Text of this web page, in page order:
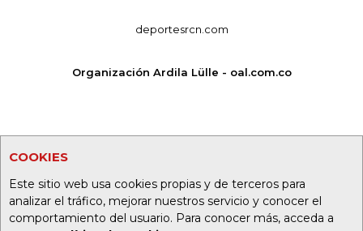
COOKIES
Este sitio web usa cookies propias y de terceros para
analizar el tráfico, mejorar nuestros servicio y conocer el
comportamiento del usuario. Para conocer más, acceda a
deportesrcn.com
Organización Ardila Lülle - oal.com.co